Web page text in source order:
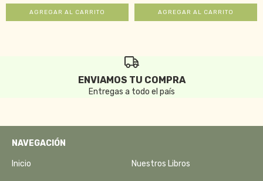
ENVIAMOS TU COMPRA
Entregas a todo el país
NAVEGACIÓN
Inicio Nuestros Libros